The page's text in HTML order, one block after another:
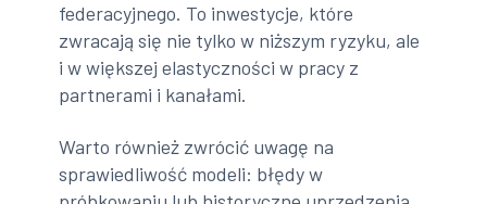
federacyjnego. To inwestycje, które
zwracają się nie tylko w niższym ryzyku, ale
i w większej elastyczności w pracy z
partnerami i kanałami.
Warto również zwrócić uwagę na
sprawiedliwość modeli: błędy w